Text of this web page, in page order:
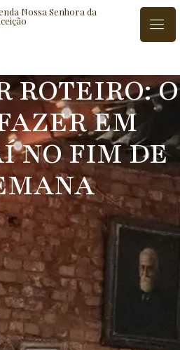
Nossa Senhora da
ROTEIRO: O
EM
NO FIM DE